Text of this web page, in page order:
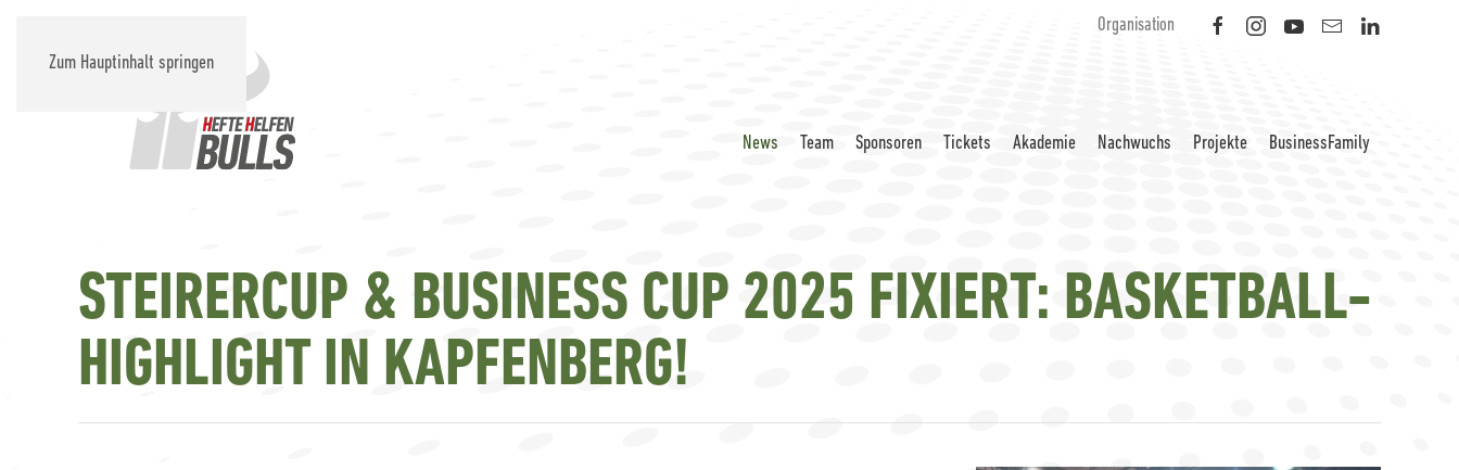
Zum Hauptinhalt springen
Organisation
News Team Sponsoren Tickets Akademie Nachwuchs Projekte BusinessFamily
STEIRERCUP & BUSINESS CUP 2025 FIXIERT: BASKETBALL-
HIGHLIGHT IN KAPFENBERG!